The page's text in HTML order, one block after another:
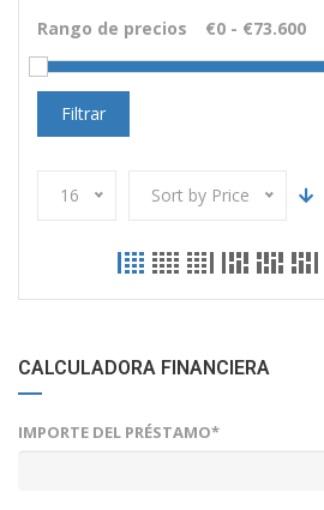
Rango de precios
Filtrar
16 Sort by Price
CALCULADORA FINANCIERA
IMPORTE DEL PRÉSTAMO*